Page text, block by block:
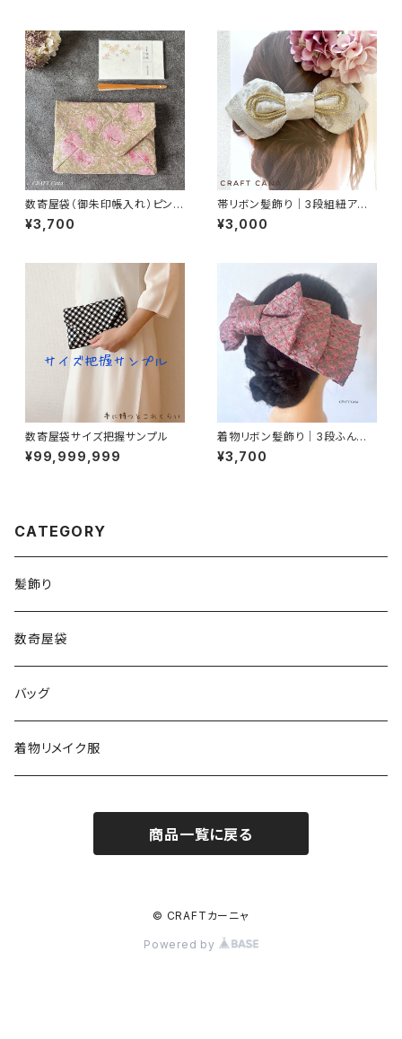
数寄屋袋（御朱印帳入れ）ピンパ
ネル・ピンク柄／ウィリアムモリ
ス生地使用
¥3,700
帯リボン髪飾り｜3段組紐アレ
ンジ・ホワイトシルバー
¥3,000
数寄屋袋サイズ把握サンプル
¥99,999,999
着物リボン髪飾り｜3段ふんわ
りピンクグレー
¥3,700
CATEGORY
髪飾り
数奇屋袋
バッグ
着物リメイク服
商品一覧に戻る
© CRAFTカーニャ
Powered by